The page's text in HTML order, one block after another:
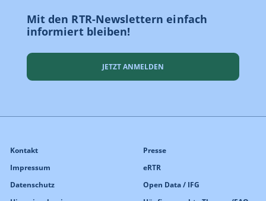
Mit den RTR-Newslettern einfach
informiert bleiben!
JETZT ANMELDEN
Kontakt
Impressum
Datenschutz
Presse
eRTR
Open Data / IFG